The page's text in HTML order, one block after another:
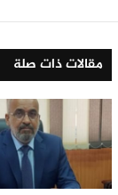
مقالات ذات صلة